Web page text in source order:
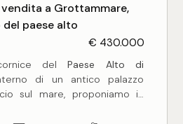
a Grottammare,
paese alto
€ 430.000
delPaese Alto di
di un antico palazzo
sul mare, proponiamo in